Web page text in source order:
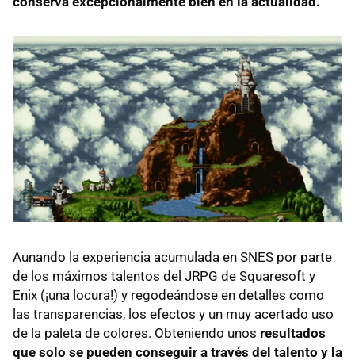
Aunando la experiencia acumulada en SNES por parte
de los máximos talentos del JRPG de Squaresoft y
Enix (¡una locura!) y regodeándose en detalles como
las transparencias, los efectos y un muy acertado uso
de la paleta de colores. Obteniendo unos resultados
que solo se pueden conseguir a través del talento y la